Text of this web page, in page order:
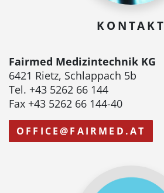
KONTAKT
Fairmed Medizintechnik KG
6421 Rietz, Schlappach 5b
Tel. +43 5262 66 144
Fax +43 5262 66 144-40
OFFICE@FAIRMED.AT